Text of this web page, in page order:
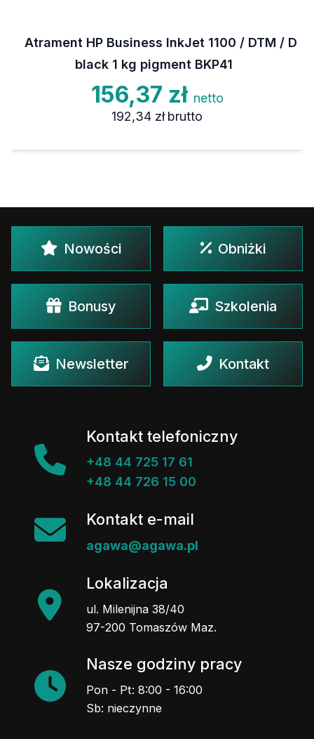
Atrament HP Business InkJet 1100 / DTM / D
black 1 kg pigment BKP41
156,37 zł netto
192,34 zł brutto
Nowości Obniżki
Bonusy Szkolenia
Newsletter Kontakt
Kontakt telefoniczny
+48 44 725 17 61
+48 44 726 15 00
Kontakt e-mail
agawa@agawa.pl
Lokalizacja
ul. Milenijna 38/40
97-200 Tomaszów Maz.
Nasze godziny pracy
Pon - Pt: 8:00 - 16:00
Sb: nieczynne